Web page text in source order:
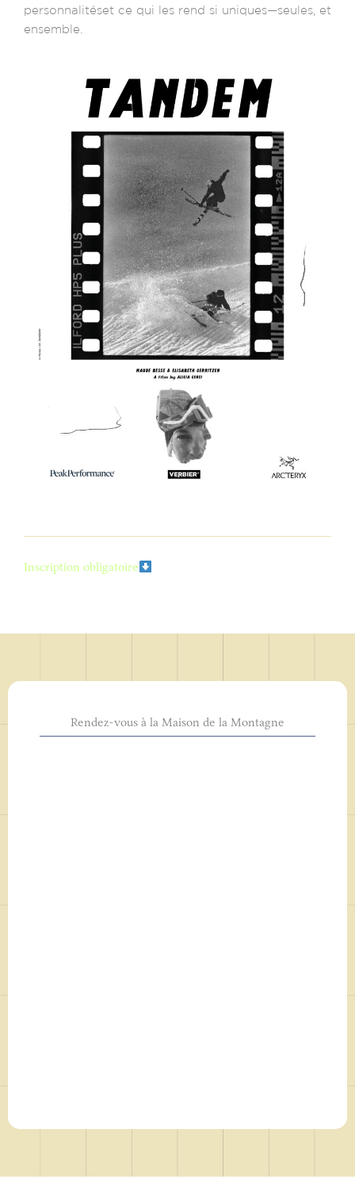
personnalitéset ce qui les rend si uniques—seules, et
ensemble.
Inscription obligatoire
Rendez-vous à la Maison de la Montagne